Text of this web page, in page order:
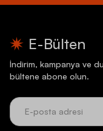
E-Bülten
İndirim, kampanya ve
bültene abone olun.